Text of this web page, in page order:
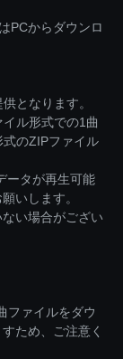
PCからダウンロ
となります。
ル形式での1曲
のZIPファイル
ータが再生可能
いします。
い場合がござい
ファイルをダウ
ため、ご注意く